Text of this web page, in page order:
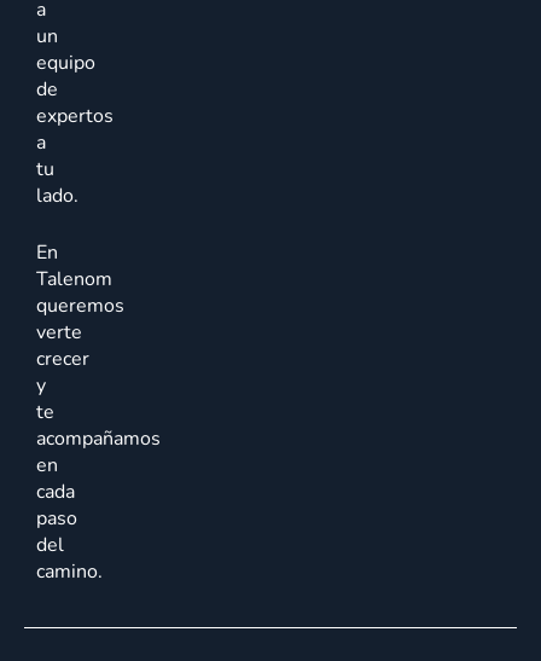
a
un
equipo
de
expertos
a
tu
lado.
En
Talenom
queremos
verte
crecer
y
te
acompañamos
en
cada
paso
del
camino.